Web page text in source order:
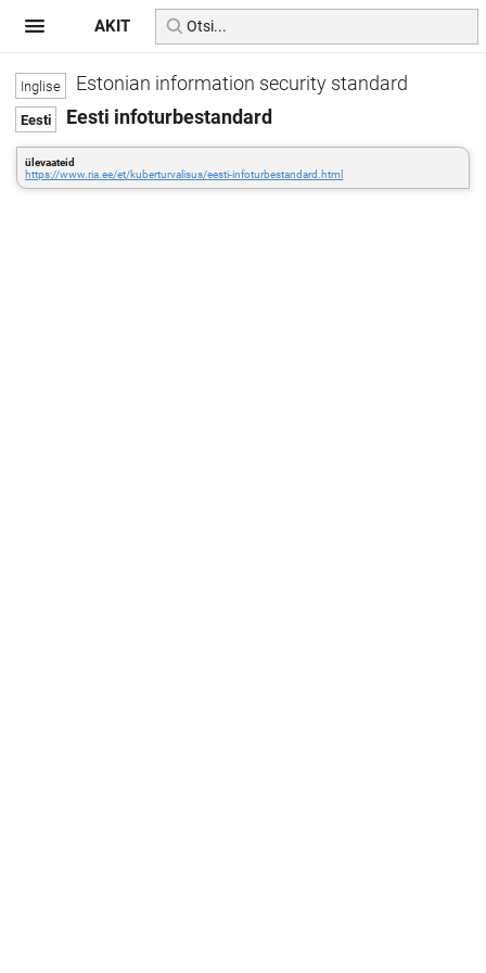
Estonian information security standard
Eesti infoturbestandard
ülevaateid
https://www.ria.ee/et/kuberturvalisus/eesti-infoturbestandard.html
AKIT